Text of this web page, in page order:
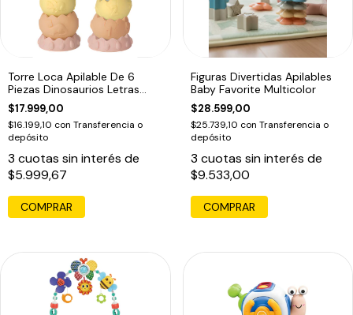
Torre Loca Apilable De 6
Piezas Dinosaurios Letras
Numeros Color Pasteles
$17.999,00
$16.199,10 con Transferencia o
depósito
3 cuotas sin interés de
$5.999,67
COMPRAR
Figuras Divertidas Apilables
Baby Favorite Multicolor
$28.599,00
$25.739,10 con Transferencia o
depósito
3 cuotas sin interés de
$9.533,00